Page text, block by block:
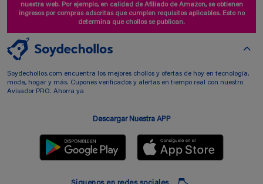
nuestra web. Por ejemplo, en calidad de Afiliado de Amazon, se obtienen
ingresos por compras adscritas que cumplen requisitos aplicables. Esto no
determina que chollos se publican.
Soydechollos.com encuentra los mejores chollos y ofertas de hoy en tecnología,
moda, hogar y más. Cupones verificados y alertas en tiempo real con nuestro
Avisador PRO. Ahorra ya
Descargar Nuestra APP